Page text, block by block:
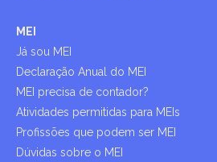
MEI
Já sou MEI
Declaração Anual do MEI
MEI precisa de contador?
Atividades permitidas para MEIs
Profissões que podem ser MEI
Dúvidas sobre o MEI